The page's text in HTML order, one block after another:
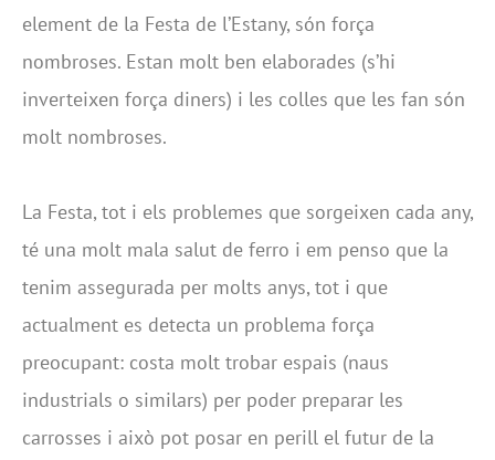
element de la Festa de l’Estany, són força
nombroses. Estan molt ben elaborades (s’hi
inverteixen força diners) i les colles que les fan són
molt nombroses.
La Festa, tot i els problemes que sorgeixen cada any,
té una molt mala salut de ferro i em penso que la
tenim assegurada per molts anys, tot i que
actualment es detecta un problema força
preocupant: costa molt trobar espais (naus
industrials o similars) per poder preparar les
carrosses i això pot posar en perill el futur de la